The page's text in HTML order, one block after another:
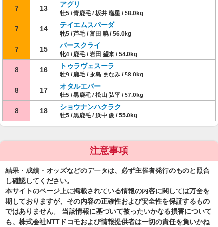
7 13 アグリ
牡5 / 青鹿毛 / 坂井 瑠星 / 58.0kg
7 14 テイエムスパーダ
牝5 / 芦毛 / 富田 暁 / 56.0kg
7 15 バースクライ
牝4 / 鹿毛 / 岩田 望来 / 54.0kg
8 16 トゥラヴェスーラ
牡9 / 鹿毛 / 永島 まなみ / 58.0kg
8 17 オタルエバー
牡5 / 黒鹿毛 / 松山 弘平 / 57.0kg
8 18 ショウナンハクラク
牡5 / 黒鹿毛 / 浜中 俊 / 55.0kg
注意事項
結果・成績・オッズなどのデータは、必ず主催者発行のものと照合
し確認してください。
本サイトのページ上に掲載されている情報の内容に関しては万全を
期しておりますが、その内容の正確性および安全性を保証するもの
ではありません。 当該情報に基づいて被ったいかなる損害について
も、株式会社NTTドコモおよび情報提供者は一切の責任を負いかね